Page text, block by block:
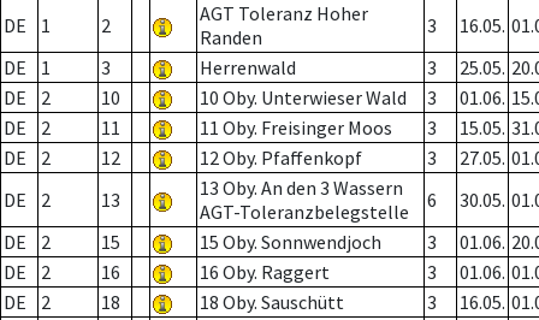
DE
1 2
AGT Toleranz Hoher
Randen
3 16.05.
DE
1 3 Herrenwald 3 25.05.
DE
2 10 10 Oby. Unterwieser Wald 3 01.06.
DE
2 11 11 Oby. Freisinger Moos 3 15.05.
DE
2 12 12 Oby. Pfaffenkopf 3 27.05.
DE
2 13
13 Oby. An den 3 Wassern
AGT-Toleranzbelegstelle
6 30.05.
DE
2 15 15 Oby. Sonnwendjoch 3 01.06.
DE
2 16 16 Oby. Raggert 3 01.06.
DE
2 18 18 Oby. Sauschütt 3 16.05.